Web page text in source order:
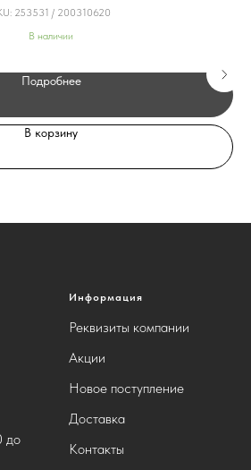
253531 / 200310620
В наличии
Подробнее
В корзину
до
Информация
Реквизиты компании
Акции
Новое поступление
Доставка
Контакты